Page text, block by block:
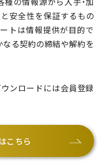
安全性を保証するもの
トは情報提供が目的で
なる契約の締結や解約を
ンロードには会員登録
こちら